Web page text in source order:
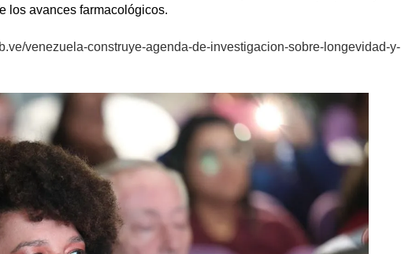
los avances farmacológicos.
venezuela-construye-agenda-de-investigacion-sobre-longevidad-y-